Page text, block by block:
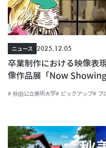
ニュース
2025.12.05
卒業制作における映像表
像作品展「Now Showing
# 秋田公立美術大学# ピックアップ# プ